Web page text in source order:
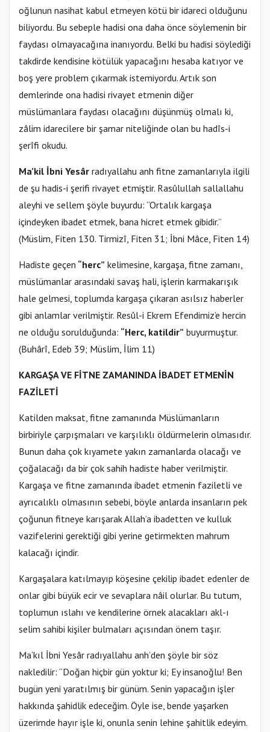
oğlunun nasihat kabul etmeyen kötü bir idareci olduğunu
biliyordu. Bu sebeple hadisi ona daha önce söylemenin bir
faydası olmayacağına inanıyordu. Belki bu hadisi söylediği
takdirde kendisine kötülük yapacağını hesaba katıyor ve
boş yere problem çıkarmak istemiyordu. Artık son
demlerinde ona hadisi rivayet etmenin diğer
müslümanlara faydası olacağını düşünmüş olmalı ki,
zâlim idarecilere bir şamar niteliğinde olan bu hadîs-i
şerîfi okudu.
Ma’kil İbni Yesâr radıyallahu anh fitne zamanlarıyla ilgili
de şu hadis-i şerifi rivayet etmiştir. Rasûlullah sallallahu
aleyhi ve sellem şöyle buyurdu: “Ortalık kargaşa
içindeyken ibadet etmek, bana hicret etmek gibidir.”
(Müslim, Fiten 130. Tirmizî, Fiten 31; İbni Mâce, Fiten 14)
Hadiste geçen “herc” kelimesine, kargaşa, fitne zamanı,
müslümanlar arasındaki savaş hali, işlerin karmakarışık
hale gelmesi, toplumda kargaşa çıkaran asılsız haberler
gibi anlamlar verilmiştir. Resûl-i Ekrem Efendimiz’e hercin
ne olduğu sorulduğunda: “Herc, katildir” buyurmuştur.
(Buhârî, Edeb 39; Müslim, İlim 11)
KARGAŞA VE FİTNE ZAMANINDA İBADET ETMENİN
FAZİLETİ
Katilden maksat, fitne zamanında Müslümanların
birbiriyle çarpışmaları ve karşılıklı öldürmelerin olmasıdır.
Bunun daha çok kıyamete yakın zamanlarda olacağı ve
çoğalacağı da bir çok sahih hadiste haber verilmiştir.
Kargaşa ve fitne zamanında ibadet etmenin faziletli ve
ayrıcalıklı olmasının sebebi, böyle anlarda insanların pek
çoğunun fitneye karışarak Allah’a ibadetten ve kulluk
vazifelerini gerektiği gibi yerine getirmekten mahrum
kalacağı içindir.
Kargaşalara katılmayıp köşesine çekilip ibadet edenler de
onlar gibi büyük ecir ve sevaplara nâil olurlar. Bu tutum,
toplumun ıslahı ve kendilerine örnek alacakları akl-ı
selim sahibi kişiler bulmaları açısından önem taşır.
Ma’kıl İbni Yesâr radıyallahu anh’den şöyle bir söz
nakledilir: “Doğan hiçbir gün yoktur ki; Ey insanoğlu! Ben
bugün yeni yaratılmış bir günüm. Senin yapacağın işler
hakkında şahidlik edeceğim. Öyle ise, bende yaşarken
üzerimde hayır işle ki, onunla senin lehine şahitlik edeyim.